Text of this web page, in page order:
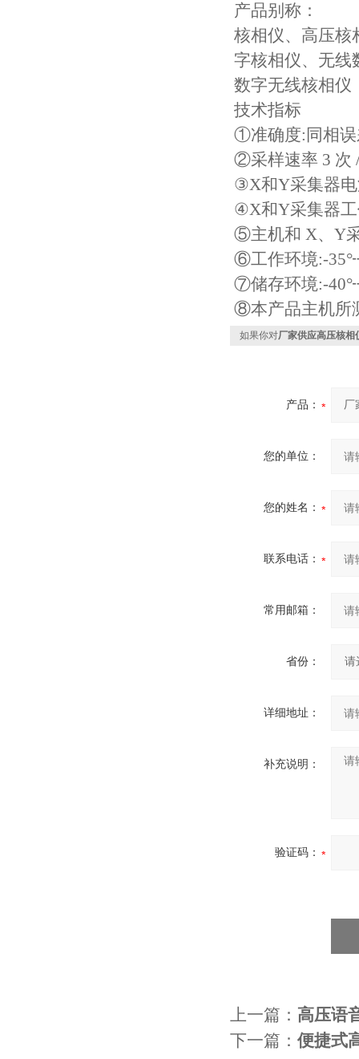
产品别称：
核相仪、高压核
字核相仪、无线
数字无线核相仪
技术指标
①准确度:同相误
②采样速率 3 次
③X和Y采集器电
④X和Y采集器
⑤主机和 X、Y
⑥工作环境:-
⑦储存环境:-
⑧本产品主机所
如果你对厂家供应高压核相
产品：
您的单位：
您的姓名：
联系电话：
常用邮箱：
省份：
详细地址：
补充说明：
验证码：
上一篇： 高压语
下一篇： 便捷式